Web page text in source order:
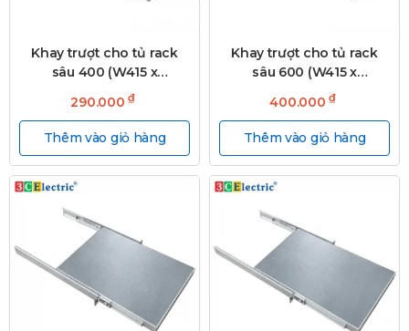
Khay trượt cho tủ rack
sâu 400 (W415 x
D300mm)
290.000₫
Thêm vào giỏ hàng
Khay trượt cho tủ rack
sâu 600 (W415 x
D480mm)
400.000₫
Thêm vào giỏ hàng